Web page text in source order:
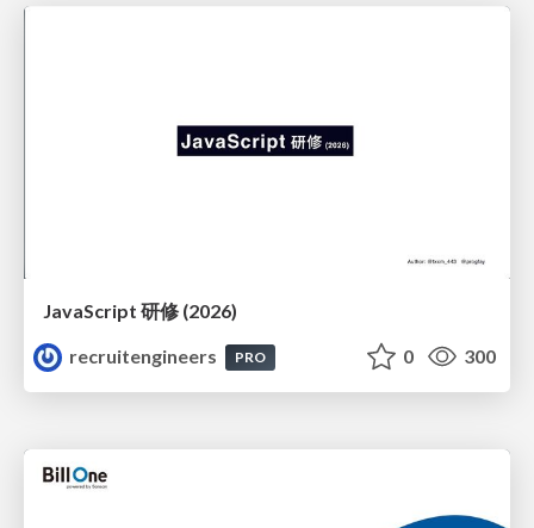
JavaScript 研修 (2026)
recruitengineers
PRO 0 300